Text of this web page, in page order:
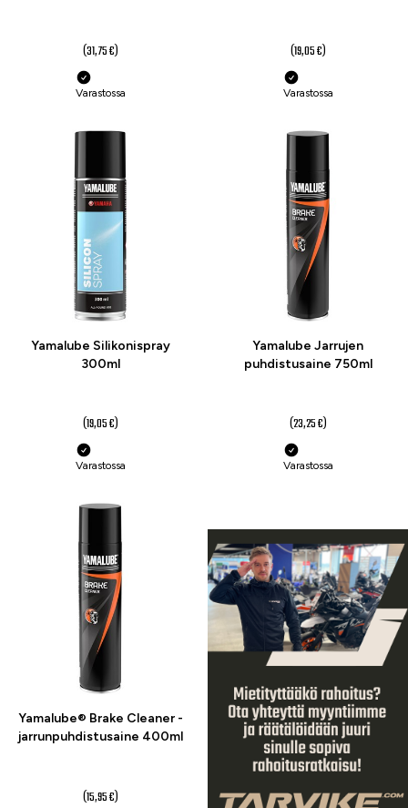
(31,75 €)
Varastossa
(19,05 €)
Varastossa
Yamalube Silikonispray
300ml
(19,05 €)
Varastossa
Yamalube Jarrujen
puhdistusaine 750ml
(23,25 €)
Varastossa
Yamalube® Brake Cleaner -
jarrunpuhdistusaine 400ml
(15,95 €)